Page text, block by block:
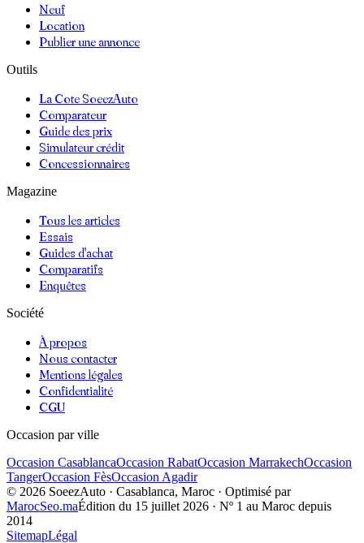
Neuf
Location
Publier une annonce
Outils
La Cote SoeezAuto
Comparateur
Guide des prix
Simulateur crédit
Concessionnaires
Magazine
Tous les articles
Essais
Guides d'achat
Comparatifs
Enquêtes
Société
À propos
Nous contacter
Mentions légales
Confidentialité
CGU
Occasion par ville
Occasion CasablancaOccasion RabatOccasion MarrakechOccasion
TangerOccasion FèsOccasion Agadir
© 2026 SoeezAuto · Casablanca, Maroc · Optimisé par
MarocSeo.maÉdition du 15 juillet 2026 · Nº 1 au Maroc depuis
2014
SitemapLégal